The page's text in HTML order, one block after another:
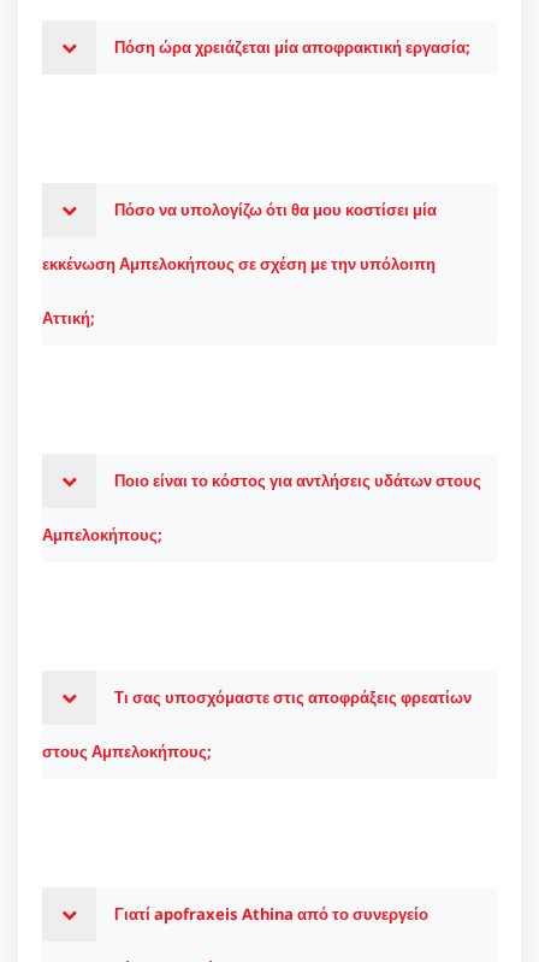
Πόση ώρα χρειάζεται μία αποφρακτική εργασία;
Πόσο να υπολογίζω ότι θα μου κοστίσει μία
εκκένωση Αμπελοκήπους σε σχέση με την υπόλοιπη
Αττική;
Ποιο είναι το κόστος για αντλήσεις υδάτων στους
Αμπελοκήπους;
Τι σας υποσχόμαστε στις αποφράξεις φρεατίων
στους Αμπελοκήπους;
Γιατί apofraxeis Athina από το συνεργείο